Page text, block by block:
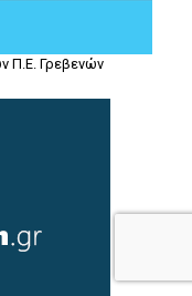
Π.Ε. Γρεβενών